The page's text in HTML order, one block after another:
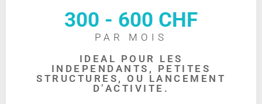
300 - 600 CHF
PAR MOIS
IDEAL POUR LES
INDEPENDANTS, PETITES
STRUCTURES, OU LANCEMENT
D’ACTIVITE.